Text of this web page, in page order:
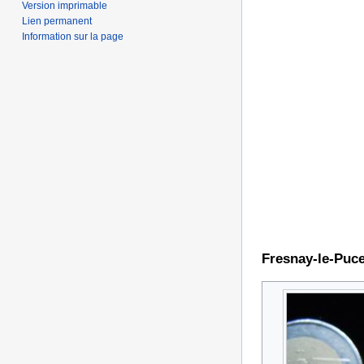
Fresnay-le-
Version imprimable
Lien permanent
Information sur la page